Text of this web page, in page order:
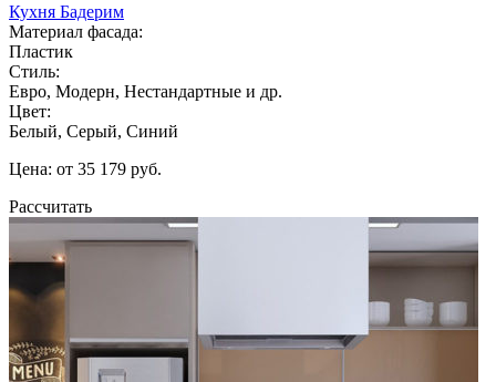
Кухня Бадерим
Материал фасада:
Пластик
Стиль:
Евро, Модерн, Нестандартные и др.
Цвет:
Белый, Серый, Синий
Цена: от 35 179 руб.
Рассчитать